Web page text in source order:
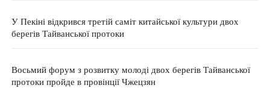
У Пекіні відкрився третій саміт китайської культури двох
берегів Тайванської протоки
Восьмий форум з розвитку молоді двох берегів Тайванської
протоки пройде в провінції Чжецзян